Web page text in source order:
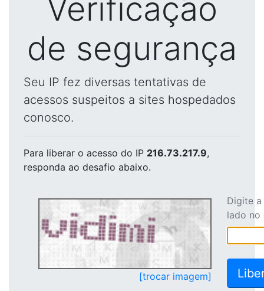
Verificação
de segurança
Seu IP fez diversas tentativas de
acessos suspeitos a sites hospedados
conosco.
Para liberar o acesso do IP 216.73.217.9,
responda ao desafio abaixo.
[trocar imagem]
Digite
lado no